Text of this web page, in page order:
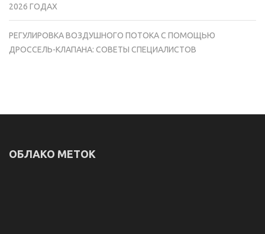
2026 ГОДАХ
РЕГУЛИРОВКА ВОЗДУШНОГО ПОТОКА С ПОМОЩЬЮ
ДРОССЕЛЬ-КЛАПАНА: СОВЕТЫ СПЕЦИАЛИСТОВ
ОБЛАКО МЕТОК